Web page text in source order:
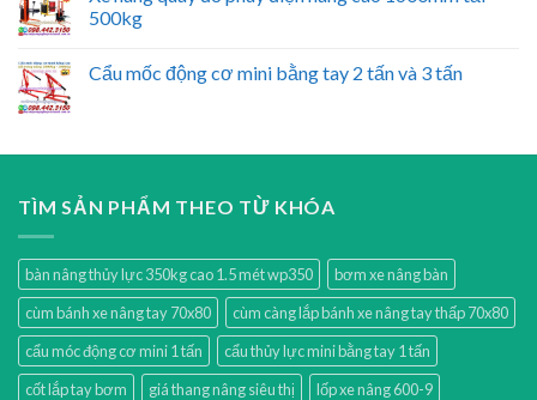
500kg
Cẩu mốc động cơ mini bằng tay 2 tấn và 3 tấn
TÌM SẢN PHẨM THEO TỪ KHÓA
bàn nâng thủy lực 350kg cao 1.5 mét wp350
bơm xe nâng bàn
cùm bánh xe nâng tay 70x80
cùm càng lắp bánh xe nâng tay thấp 70x80
cẩu móc động cơ mini 1 tấn
cẩu thủy lực mini bằng tay 1 tấn
cốt lắp tay bơm
giá thang nâng siêu thị
lốp xe nâng 600-9